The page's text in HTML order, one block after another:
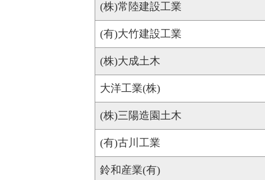
(株)常陸建設工業
(有)大竹建設工業
(株)大成土木
大洋工業(株)
(株)三陽造園土木
(有)古川工業
鈴和産業(有)